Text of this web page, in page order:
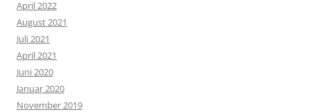
April 2022
August 2021
Juli 2021
April 2021
Juni 2020
Januar 2020
November 2019